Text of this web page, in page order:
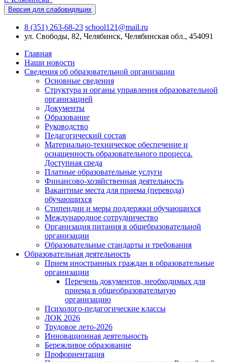
Версия для слабовидящих
8 (351) 263-68-23 school121@mail.ru
ул. Свободы, 82, Челябинск, Челябинская обл., 454091
Главная
Наши новости
Сведения об образовательной организации
Основные сведения
Структура и органы управления образовательной
организацией
Документы
Образование
Руководство
Педагогический состав
Материально-техническое обеспечение и
оснащенность образовательного процесса.
Доступная среда
Платные образовательные услуги
Финансово-хозяйственная деятельность
Вакантные места для приема (перевода)
обучающихся
Стипендии и меры поддержки обучающихся
Международное сотрудничество
Организация питания в общебразовательной
организации
Образовательные стандарты и требования
Образовательная деятельность
Прием иностранных граждан в образовательные
организации
Перечень документов, необходимых для
приема в общеобразовательную
организацию
Психолого-педагогические классы
ЛОК 2026
Трудовое лето-2026
Инновационная деятельность
Бережливое образование
Профориентация